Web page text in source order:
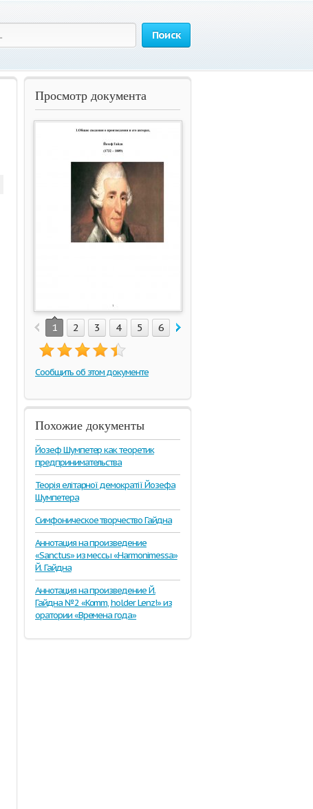
Поиск
Просмотр документа
1 2 3 4 5 6 7
Сообщить об этом документе
Похожие документы
Йозеф Шумпетер как теоретик
предпринимательства
Теорія елітарної демократії Йозефа
Шумпетера
Симфоническое творчество Гайдна
Аннотация на произведение
«Sanctus» из мессы «Harmonimessa»
Й. Гайдна
Аннотация на произведение Й.
Гайдна №2 «Komm, holder Lenz!» из
оратории «Времена года»